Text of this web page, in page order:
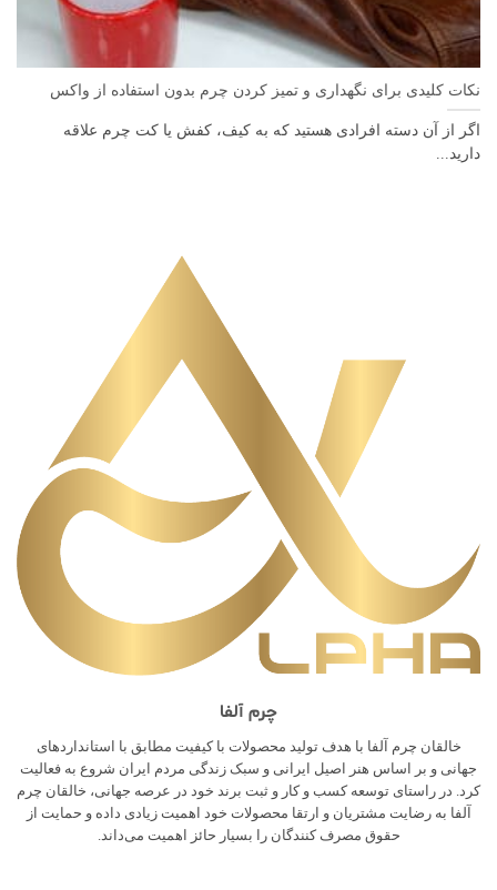
چرم آلفا
خالقان چرم آلفا با هدف تولید محصولات با کیفیت مطابق با استانداردهای
جهانی و بر اساس هنر اصیل ایرانی و سبک زندگی مردم ایران شروع به فعالیت
کرد. در راستای توسعه کسب و کار و ثبت برند خود در عرصه جهانی، خالقان چرم
آلفا به رضایت مشتریان و ارتقا محصولات خود اهمیت زیادی داده و حمایت از
حقوق مصرف کنندگان را بسیار حائز اهمیت می‌داند.
نکات کلیدی برای نگهداری و تمیز کردن چرم بدون استفاده از واکس
اگر از آن دسته افرادی هستید که به کیف، کفش یا کت چرم علاقه
دارید...